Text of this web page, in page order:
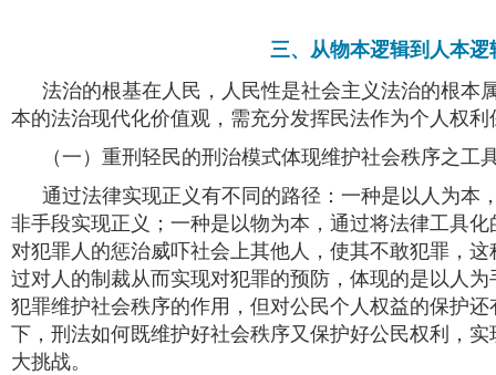
三、从物本逻辑到人本
法治的根基在人民，人民性是社会主义法治的根
本的法治现代化价值观，需充分发挥民法作为个人权
（一）重刑轻民的刑治模式体现维护社会秩序之工
通过法律实现正义有不同的路径：一种是以人为
非手段实现正义；一种是以物为本，通过将法律工具
对犯罪人的惩治威吓社会上其他人，使其不敢犯罪，
过对人的制裁从而实现对犯罪的预防，体现的是以人
犯罪维护社会秩序的作用，但对公民个人权益的保护
下，刑法如何既维护好社会秩序又保护好公民权利，
大挑战。